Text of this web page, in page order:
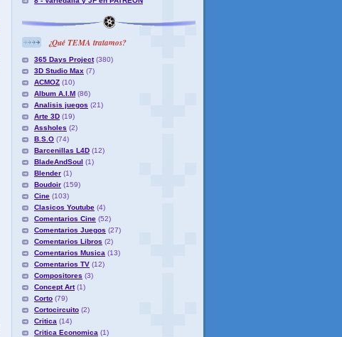
¿Qué TEMA tratamos?
365 Days Project (380)
3D Studio Max (7)
ACMOZ (10)
Album A.I.M (86)
Analisis juegos (21)
Arte 3D (19)
Assholes (2)
B.S.O (74)
Barcenillas L4D (12)
BladeAndSoul (1)
Blender (1)
Boudoir (159)
Cine (103)
Clasicos Youtube (4)
Comentarios Cine (52)
Comentarios Juegos (27)
Comentarios Libros (2)
Comentarios Musica (13)
Comentarios TV (12)
Compositores (3)
Concept Art (1)
Corto (79)
Cortocircuito (2)
Critica (14)
Critica Economica (1)